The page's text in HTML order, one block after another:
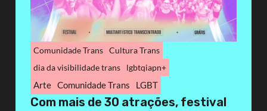
Comunidade Trans Cultura Trans
dia da visibilidade trans
lgbtqiapn+
Arte Comunidade Trans LGBT
Com mais de 30 atrações, festival